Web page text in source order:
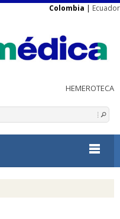
Colombia | Ecuador